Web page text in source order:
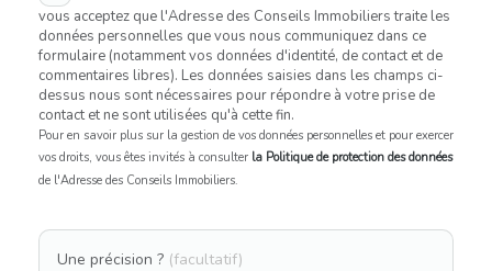
vous acceptez que l'Adresse des Conseils Immobiliers traite les
données personnelles que vous nous communiquez dans ce
formulaire (notamment vos données d'identité, de contact et de
commentaires libres). Les données saisies dans les champs ci-
dessus nous sont nécessaires pour répondre à votre prise de
contact et ne sont utilisées qu'à cette fin.
Pour en savoir plus sur la gestion de vos données personnelles et pour exercer
vos droits, vous êtes invités à consulter la Politique de protection des données
de l'Adresse des Conseils Immobiliers.
Une précision ? (facultatif)